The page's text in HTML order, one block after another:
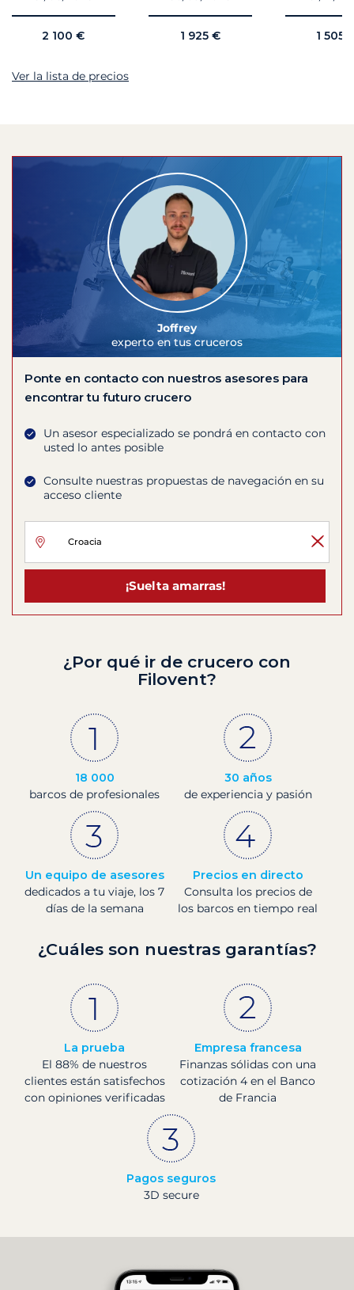
2 100 € 1 925 € 1 505
Ver la lista de precios
Joffrey
experto en tus cruceros
Ponte en contacto con nuestros asesores para
encontrar tu futuro crucero
Un asesor especializado se pondrá en contacto con
usted lo antes posible
Consulte nuestras propuestas de navegación en su
acceso cliente
¡Suelta amarras!
¿Por qué ir de crucero con
Filovent?
18 000
barcos de profesionales
30 años
de experiencia y pasión
Un equipo de asesores
dedicados a tu viaje, los 7
días de la semana
Precios en directo
Consulta los precios de
los barcos en tiempo real
¿Cuáles son nuestras garantías?
La prueba
El 88% de nuestros
clientes están satisfechos
con opiniones verificadas
Empresa francesa
Finanzas sólidas con una
cotización 4 en el Banco
de Francia
Pagos seguros
3D secure